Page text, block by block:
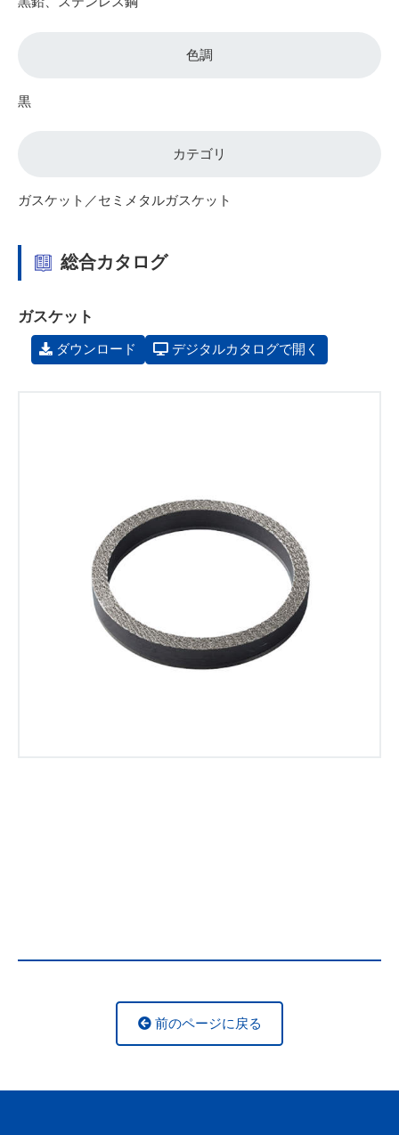
色調
黒
カテゴリ
ガスケット／セミメタルガスケット
総合カタログ
ガスケット
ダウンロード デジタルカタログで開く
前のページに戻る